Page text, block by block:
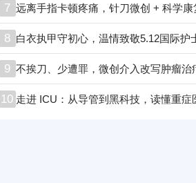
7
8 白衣执甲守初心，温情致敬5.12国际护
9
10 走进 ICU：从导管到黑科技，读懂重症